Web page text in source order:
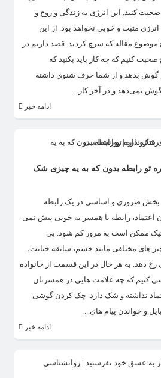
کنید. این انرژی به زندگی و روح و
مثبت و خوبی نخواهد بود. از این
مقاله که سرچ کردید. قصد داریم در
صحبت کنیم که چه کار باید بکنید که
گوش بدهد و از شما حرف شنوی داشته
نمی‌دهد و در آخر کار...
ادامه خبر
تو رابطه بدون که به یه چیزی شک
بخش ضروری و اساسی در یک رابطه
اعتماد، رابطه با همسر به خوبی پیش نمی
ممکن است به مرور کم شود. بی‌
های مختلفی مانند خشم، سابقه خیانت،
رخ دهد. به هر حال در این قسمت از خانواده
کنیم که چه علامت هایی در همسرتان
نداشته و شک دارد‌. چک کردن گوشی
و خواندن پیام های...
ادامه خبر